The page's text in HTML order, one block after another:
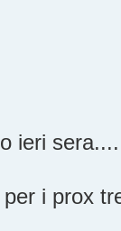
ieri sera....
i prox